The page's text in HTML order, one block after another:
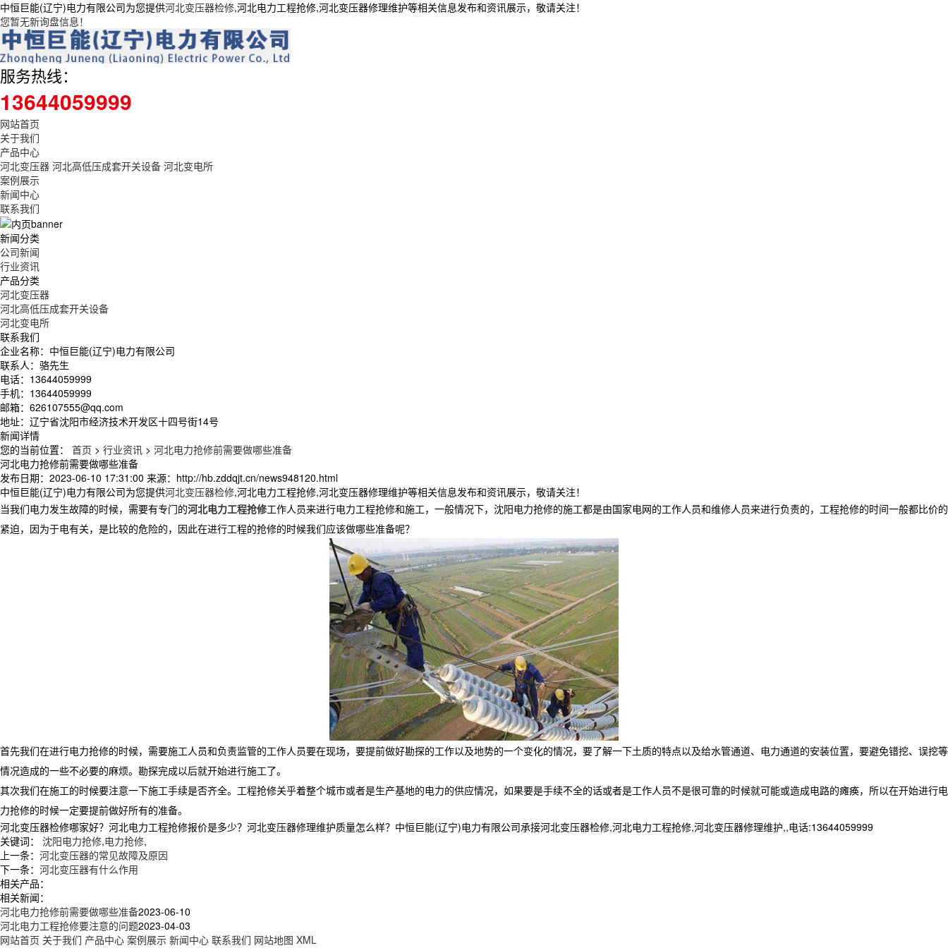
中恒巨能(辽宁)电力有限公司为您提供河北变压器检修,河北电力工程抢修,河北变压器修理维护等相关信息发布和资讯展示，敬请关注！
您暂无新询盘信息！
服务热线：
13644059999
网站首页
关于我们
产品中心
河北变压器 河北高低压成套开关设备 河北变电所
案例展示
新闻中心
联系我们
新闻分类
公司新闻
行业资讯
产品分类
河北变压器
河北高低压成套开关设备
河北变电所
联系我们
企业名称：中恒巨能(辽宁)电力有限公司
联系人：骆先生
电话：13644059999
手机：13644059999
邮箱：626107555@qq.com
地址：辽宁省沈阳市经济技术开发区十四号街14号
新闻详情
您的当前位置： 首页 > 行业资讯 > 河北电力抢修前需要做哪些准备
河北电力抢修前需要做哪些准备
发布日期： 2023-06-10 17:31:00 来源： http://hb.zddqjt.cn/news948120.html
中恒巨能(辽宁)电力有限公司为您提供河北变压器检修,河北电力工程抢修,河北变压器修理维护等相关信息发布和资讯展示，敬请关注！
当我们电力发生故障的时候，需要有专门的河北电力工程抢修工作人员来进行电力工程抢修和施工，一般情况下，沈阳电力抢修的施工都是由国家电网的工作人员和维修人员来进行负责的，工程抢修的时间一般都比价的
紧迫，因为于电有关，是比较的危险的，因此在进行工程的抢修的时候我们应该做哪些准备呢？
首先我们在进行电力抢修的时候，需要施工人员和负责监管的工作人员要在现场，要提前做好勘探的工作以及地势的一个变化的情况，要了解一下土质的特点以及给水管通道、电力通道的安装位置，要避免错挖、误挖等
情况造成的一些不必要的麻烦。勘探完成以后就开始进行施工了。
其次我们在施工的时候要注意一下施工手续是否齐全。工程抢修关乎着整个城市或者是生产基地的电力的供应情况，如果要是手续不全的话或者是工作人员不是很可靠的时候就可能或造成电路的瘫痪，所以在开始进行电
力抢修的时候一定要提前做好所有的准备。
河北变压器检修哪家好？河北电力工程抢修报价是多少？河北变压器修理维护质量怎么样？中恒巨能(辽宁)电力有限公司承接河北变压器检修,河北电力工程抢修,河北变压器修理维护,,电话:13644059999
关键词： 沈阳电力抢修,电力抢修,
上一条： 河北变压器的常见故障及原因
下一条： 河北变压器有什么作用
相关产品：
相关新闻：
河北电力抢修前需要做哪些准备2023-06-10
河北电力工程抢修要注意的问题2023-04-03
网站首页 关于我们 产品中心 案例展示 新闻中心 联系我们 网站地图 XML